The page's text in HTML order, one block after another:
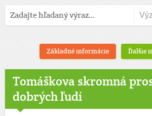
Základné informácie Ďalšie
Tomáškova skromná
dobrých ľudí